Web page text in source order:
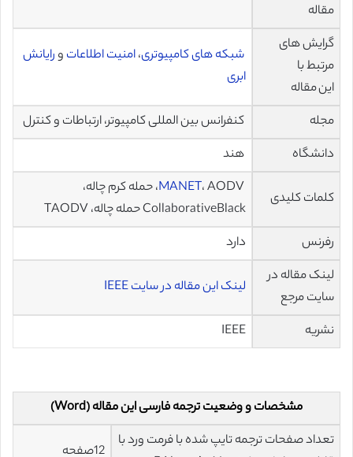
مقاله
گرایش های
مرتبط با
این مقاله
شبکه های کامپیوتری،امنیت اطلاعات ورایانش
ابری
مجله
کنفرانس بین المللی کامپیوتر، ارتباطات و کنترل
دانشگاه
هند
کلمات کلیدی
MANET، AODV، حمله کرم چاله،
CollaborativeBlack حمله چاله، TAODV
رفرنس
دارد
لینک مقاله در
سایت مرجع
لینک این مقاله در سایت IEEE
نشریه IEEE
مشخصات و وضعیت ترجمه فارسی این مقاله (Word)
تعداد صفحات ترجمه تایپ شده با فرمت ورد با
12صفحه